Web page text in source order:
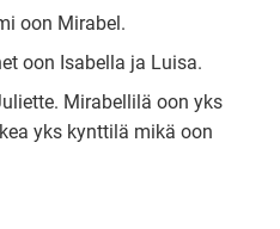
oon Mirabel.
oon Isabella ja Luisa.
Mirabellilä oon yks
yks kynttilä mikä oon